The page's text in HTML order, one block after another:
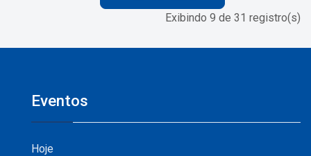
Exibindo 9 de 31 registro(s)
Eventos
Hoje